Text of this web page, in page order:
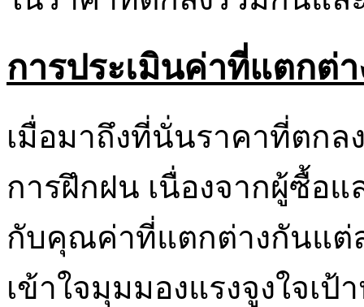
การประเมินค่าที่แตกต่
เมื่อมาถึงที่นั่นราคาที่ตก
การฝึกฝน เนื่องจากผู้ซื้อ
กับคุณค่าที่แตกต่างกันแต่
เข้าใจมุมมองแรงจูงใจเ